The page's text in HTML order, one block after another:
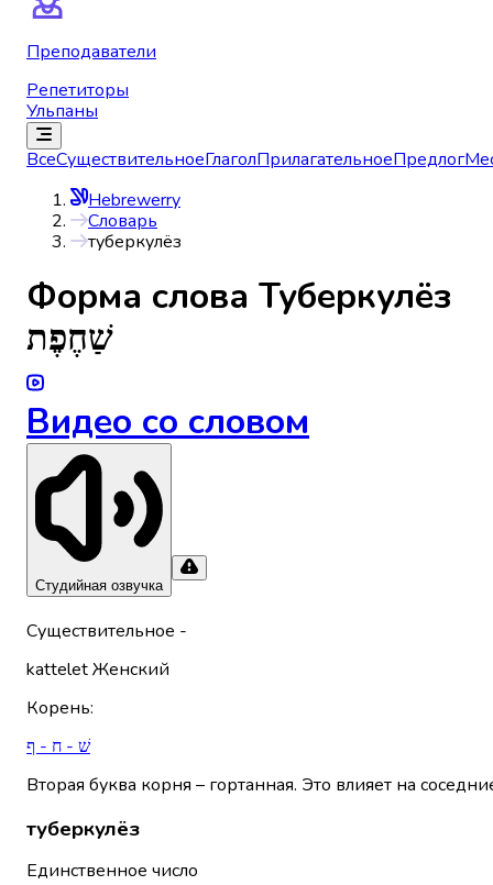
Преподаватели
Репетиторы
Ульпаны
ВсеСуществительноеГлаголПрилагательноеПредлог
Hebrewerry
Словарь
туберкулёз
Форма слова Туберкулёз
שַׁחֶפֶת
Видео со словом
Студийная озвучка
Существительное -
katteletЖенский
Корень:
שׁ - ח - ף
Вторая буква корня – гортанная. Это влияет на
туберкулёз
Единственное число